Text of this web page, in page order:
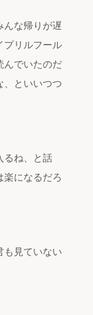
んな帰りが遅
プリルフール
んでいたのだ
、といいつつ
るね、と話
楽になるだろ
も見ていない